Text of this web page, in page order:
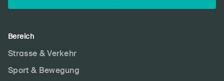
Bereich
Strasse & Verkehr
Sport & Bewegung